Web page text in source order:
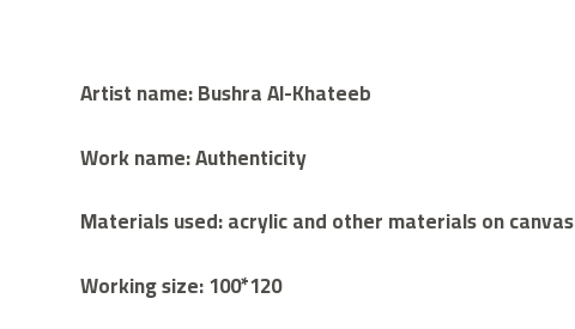
Artist name: Bushra Al-Khateeb
Work name: Authenticity
Materials used: acrylic and other materials on canvas
Working size: 100*120